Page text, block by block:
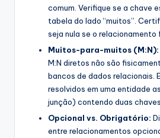
comum. Verifique se a chave
tabela do lado “muitos”.
seja nula se o relacionamento
Muitos-para-muitos (M:N):
M:N diretos não são
bancos de dados relacionais.
resolvidos em uma entidade
junção) contendo duas
Opcional vs. Obrigatório:
entre relacionamentos